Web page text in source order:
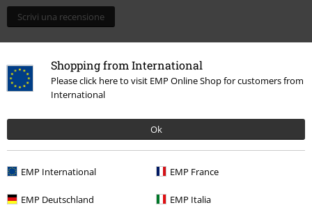
Shopping from International
Please click here to visit EMP Online Shop for customers from
International
Ok
EMP International EMP France
EMP Deutschland EMP Italia
Scrivi una recensione
Ultimi articoli visualizzati